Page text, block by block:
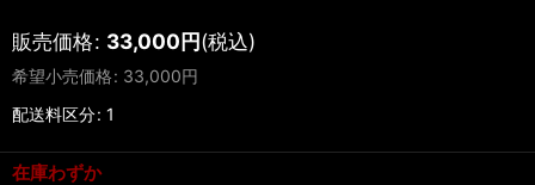
販売価格: 33,000円(税込)
希望小売価格: 33,000円
配送料区分: 1
在庫わずか